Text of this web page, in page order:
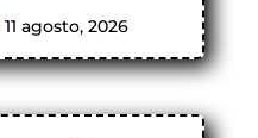
11 agosto, 2026